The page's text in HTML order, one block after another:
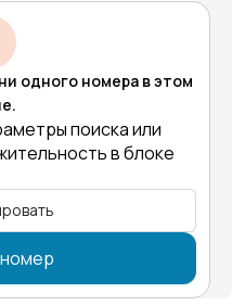
одного номера в этом
поиска или
в блоке